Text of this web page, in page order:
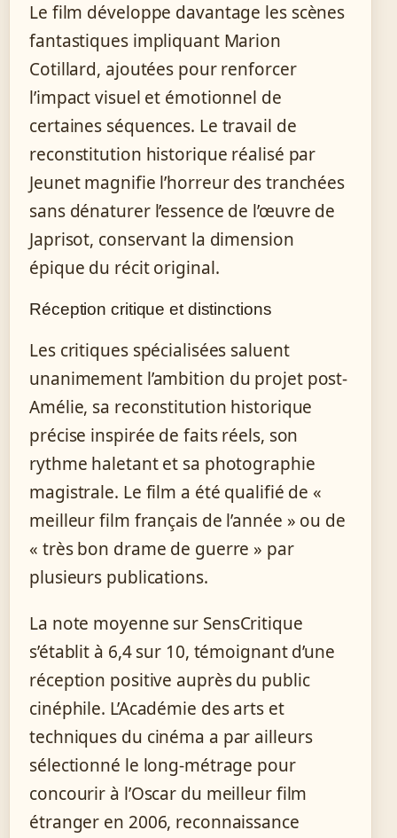
Le film développe davantage les scènes
fantastiques impliquant Marion
Cotillard, ajoutées pour renforcer
l’impact visuel et émotionnel de
certaines séquences. Le travail de
reconstitution historique réalisé par
Jeunet magnifie l’horreur des tranchées
sans dénaturer l’essence de l’œuvre de
Japrisot, conservant la dimension
épique du récit original.
Réception critique et distinctions
Les critiques spécialisées saluent
unanimement l’ambition du projet post-
Amélie, sa reconstitution historique
précise inspirée de faits réels, son
rythme haletant et sa photographie
magistrale. Le film a été qualifié de «
meilleur film français de l’année » ou de
« très bon drame de guerre » par
plusieurs publications.
La note moyenne sur SensCritique
s’établit à 6,4 sur 10, témoignant d’une
réception positive auprès du public
cinéphile. L’Académie des arts et
techniques du cinéma a par ailleurs
sélectionné le long-métrage pour
concourir à l’Oscar du meilleur film
étranger en 2006, reconnaissance